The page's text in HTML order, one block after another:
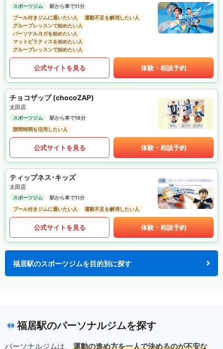
スポーツジム
駅から車で11分
プール付きジムに通いたい人
運動不足を解消したい人
グループレッスンで始めたい人
パーソナルヨガを始めたい人
マットピラティスを始めたい人
グループレッスンで始めたい人
公式サイトを見る 体験・相談予約
チョコザップ (chocoZAP)
太田店
スポーツジム
駅から車で18分
隙間時間を活用したい人
公式サイトを見る 体験・相談予約
ティップネス･キッズ
太田店
スポーツジム
駅から車で11分
プール付きジムに通いたい人
運動不足を解消したい人
公式サイトを見る 体験・相談予約
福居駅のスポーツジムを目的別に探す
福居駅のパーソナルジムを探す
パーソナルジムは、
運動の進め方を一人で決めるのが不安な